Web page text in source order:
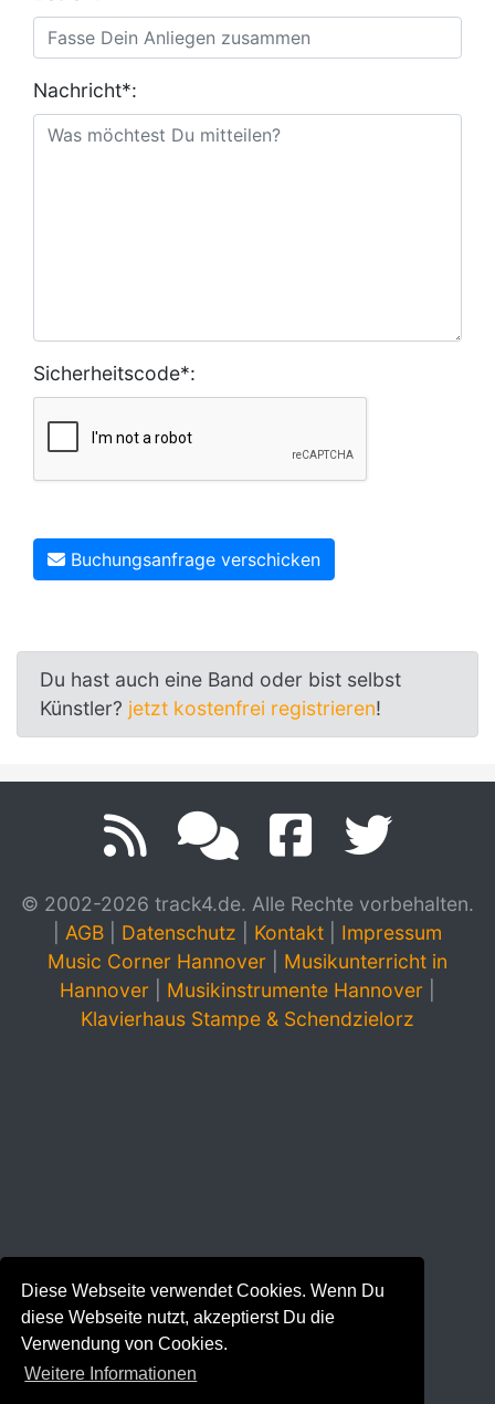
Diese Webseite verwendet Cookies. Wenn Du
diese Webseite nutzt, akzeptierst Du die
Verwendung von Cookies.
Weitere Informationen
Nachricht*:
Sicherheitscode*:
Buchungsanfrage verschicken
Du hast auch eine Band oder bist selbst
Künstler? jetzt kostenfrei registrieren!
© 2002-2026 track4.de. Alle Rechte vorbehalten.
AGB Datenschutz Kontakt
Impressum
Music Corner Hannover
Musikunterricht in
Hannover
Musikinstrumente Hannover
Klavierhaus Stampe & Schendzielorz